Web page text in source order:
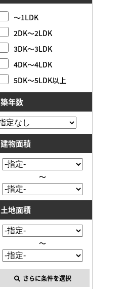
～1LDK
2DK～2LDK
3DK～3LDK
4DK～4LDK
5DK～5LDK以上
築年数
建物面積
～
土地面積
～
さらに条件を選択